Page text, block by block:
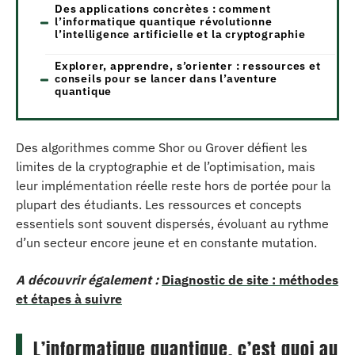
Des applications concrètes : comment
l’informatique quantique révolutionne
l’intelligence artificielle et la cryptographie
Explorer, apprendre, s’orienter : ressources et
conseils pour se lancer dans l’aventure
quantique
Des algorithmes comme Shor ou Grover défient les
limites de la cryptographie et de l’optimisation, mais
leur implémentation réelle reste hors de portée pour la
plupart des étudiants. Les ressources et concepts
essentiels sont souvent dispersés, évoluant au rythme
d’un secteur encore jeune et en constante mutation.
A découvrir également : Diagnostic de site : méthodes
et étapes à suivre
L’informatique quantique, c’est quoi au